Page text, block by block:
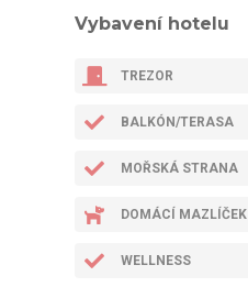
Vybavení hotelu
TREZOR
BALKÓN/TERASA
MOŘSKÁ STRANA
DOMÁCÍ MAZLÍČEK
WELLNESS